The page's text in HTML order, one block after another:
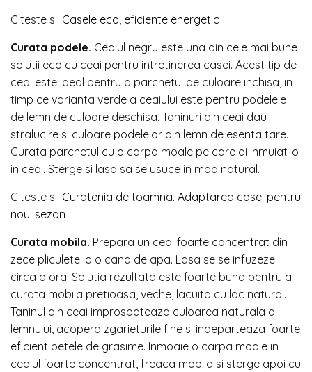
Citeste si: Casele eco, eficiente energetic
Curata podele. Ceaiul negru este una din cele mai bune
solutii eco cu ceai pentru intretinerea casei. Acest tip de
ceai este ideal pentru a parchetul de culoare inchisa, in
timp ce varianta verde a ceaiului este pentru podelele
de lemn de culoare deschisa. Taninuri din ceai dau
stralucire si culoare podelelor din lemn de esenta tare.
Curata parchetul cu o carpa moale pe care ai inmuiat-o
in ceai. Sterge si lasa sa se usuce in mod natural.
Citeste si: Curatenia de toamna. Adaptarea casei pentru
noul sezon
Curata mobila. Prepara un ceai foarte concentrat din
zece pliculete la o cana de apa. Lasa se se infuzeze
circa o ora. Solutia rezultata este foarte buna pentru a
curata mobila pretioasa, veche, lacuita cu lac natural.
Taninul din ceai improspateaza culoarea naturala a
lemnului, acopera zgarieturile fine si indeparteaza foarte
eficient petele de grasime. Inmoaie o carpa moale in
ceaiul foarte concentrat, freaca mobila si sterge apoi cu